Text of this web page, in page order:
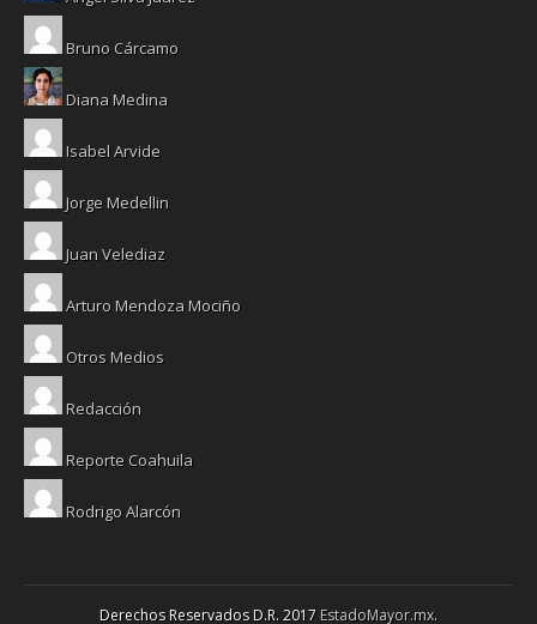
Bruno Cárcamo
Diana Medina
Isabel Arvide
Jorge Medellin
Juan Velediaz
Arturo Mendoza Mociño
Otros Medios
Redacción
Reporte Coahuila
Rodrigo Alarcón
Derechos Reservados D.R. 2017 EstadoMayor.mx.